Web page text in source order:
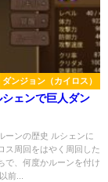
ダンジョン（カイロス）
ェンで巨人ダン
ーンの歴史 ルシェンに
ス周回をはやく周回した
で、何度かルーンを付け
前...